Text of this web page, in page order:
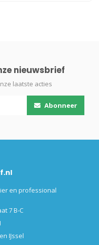
nieuwsbrief
laatste acties
Abonneer
en professional
7 B-C
IJssel